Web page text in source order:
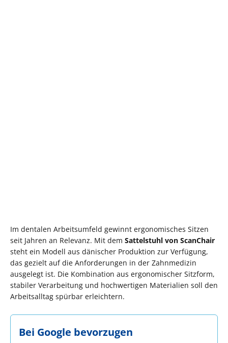
Im dentalen Arbeitsumfeld gewinnt ergonomisches Sitzen
seit Jahren an Relevanz. Mit dem Sattelstuhl von ScanChair
steht ein Modell aus dänischer Produktion zur Verfügung,
das gezielt auf die Anforderungen in der Zahnmedizin
ausgelegt ist. Die Kombination aus ergonomischer Sitzform,
stabiler Verarbeitung und hochwertigen Materialien soll den
Arbeitsalltag spürbar erleichtern.
Bei Google bevorzugen